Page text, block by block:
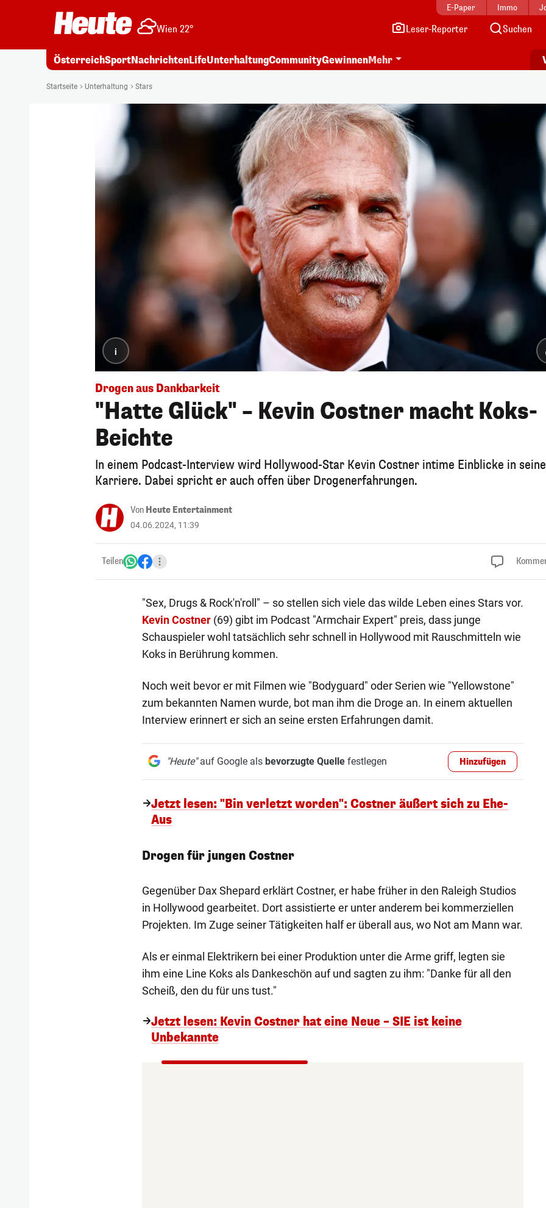
E-Paper Immo
Wien 22° Leser-Reporter Suchen
ÖsterreichSportNachrichtenLifeUnterhaltungCommunityGewinnenMehr
Startseite Unterhaltung Stars
i
Drogen aus Dankbarkeit
"Hatte Glück" – Kevin Costner macht Koks-
Beichte
In einem Podcast-Interview wird Hollywood-Star Kevin Costner intime Einblicke in seine
Karriere. Dabei spricht er auch offen über Drogenerfahrungen.
Von Heute Entertainment
04.06.2024, 11:39
Teilen
"Sex, Drugs & Rock'n'roll" – so stellen sich viele das wilde Leben eines Stars vor.
Kevin Costner(69) gibt im Podcast "Armchair Expert" preis, dass junge
Schauspieler wohl tatsächlich sehr schnell in Hollywood mit Rauschmitteln wie
Koks in Berührung kommen.
Noch weit bevor er mit Filmen wie "Bodyguard" oder Serien wie "Yellowstone"
zum bekannten Namen wurde, bot man ihm die Droge an. In einem aktuellen
Interview erinnert er sich an seine ersten Erfahrungen damit.
"Heute"auf Google als bevorzugte Quellefestlegen Hinzufügen
Jetzt lesen: "Bin verletzt worden": Costner äußert sich zu Ehe-
Aus
Drogen für jungen Costner
Gegenüber Dax Shepard erklärt Costner, er habe früher in den Raleigh Studios
in Hollywood gearbeitet. Dort assistierte er unter anderem bei kommerziellen
Projekten. Im Zuge seiner Tätigkeiten half er überall aus, wo Not am Mann war.
Als er einmal Elektrikern bei einer Produktion unter die Arme griff, legten sie
ihm eine Line Koks als Dankeschön auf und sagten zu ihm: "Danke für all den
Scheiß, den du für uns tust."
Jetzt lesen: Kevin Costner hat eine Neue – SIE ist keine
Unbekannte